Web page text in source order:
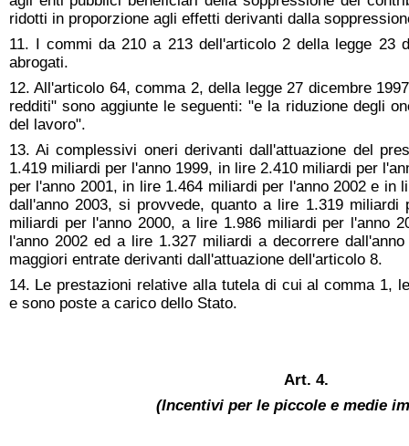
ridotti in proporzione agli effetti derivanti dalla
11. I commi da 210 a 213 dell'articolo 2 della legge 23
abrogati.
12. All'articolo 64, comma 2, della legge 27 dicembre
redditi" sono aggiunte le seguenti: "e la riduzione degli
del lavoro".
13. Ai complessivi oneri derivanti dall'attuazione del
1.419 miliardi per l'anno 1999, in lire 2.410 miliardi per
per l'anno 2001, in lire 1.464 miliardi per l'anno 2002 e in
dall'anno 2003, si provvede, quanto a lire 1.319 miliardi
miliardi per l'anno 2000, a lire 1.986 miliardi per l'anno
l'anno 2002 ed a lire 1.327 miliardi a decorrere
maggiori entrate derivanti dall'attuazione dell'articolo 8.
14. Le prestazioni relative alla tutela di cui al comma 1,
e sono poste a carico dello Stato.
Art. 4.
(Incentivi per le piccole e medie